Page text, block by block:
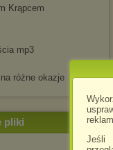
Jeśli
Krąpcem
mp3
różne okazje
pliki